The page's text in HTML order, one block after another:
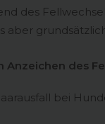
des
aber
Anzeichen des
bei